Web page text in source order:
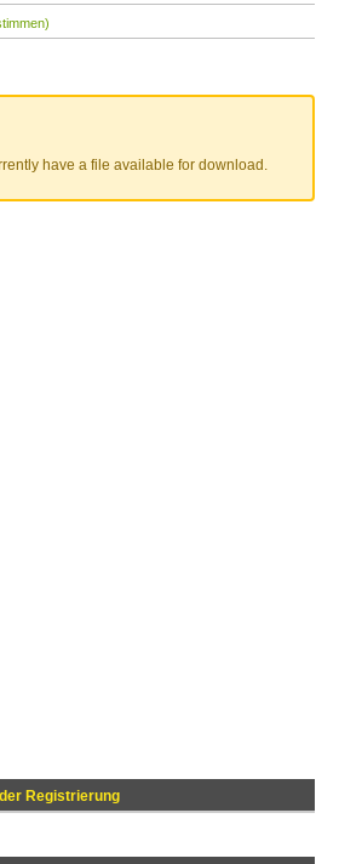
have a file available for download.
Registrierung